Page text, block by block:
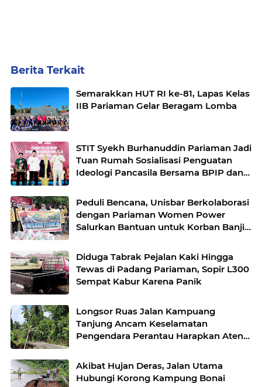
Berita Terkait
Semarakkan HUT RI ke-81, Lapas Kelas
IIB Pariaman Gelar Beragam Lomba
STIT Syekh Burhanuddin Pariaman Jadi
Tuan Rumah Sosialisasi Penguatan
Ideologi Pancasila Bersama BPIP dan
Peduli Bencana, Unisbar Berkolaborasi
dengan Pariaman Women Power
Salurkan Bantuan untuk Korban Banjir
Diduga Tabrak Pejalan Kaki Hingga
Tewas di Padang Pariaman, Sopir L300
Sempat Kabur Karena Panik
Longsor Ruas Jalan Kampuang
Tanjung Ancam Keselamatan
Pengendara Perantau Harapkan Atensi
Akibat Hujan Deras, Jalan Utama
Hubungi Korong Kampung Bonai